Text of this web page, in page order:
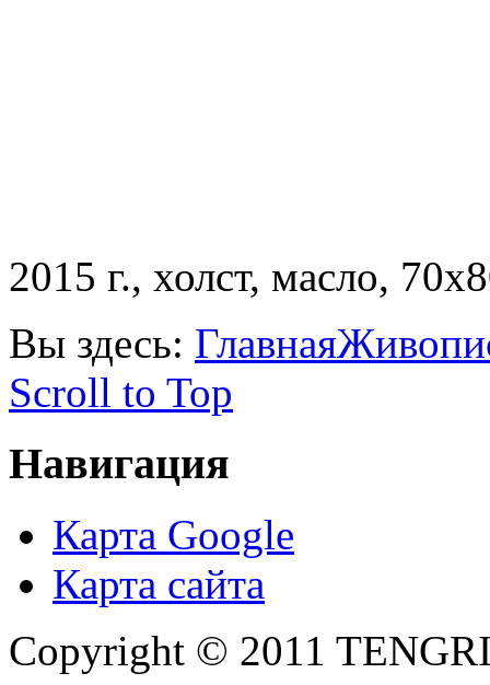
2015 г., холст, масло,
Вы здесь: Главная
Scroll to Top
Навигация
Карта Google
Карта сайта
Copyright © 2011